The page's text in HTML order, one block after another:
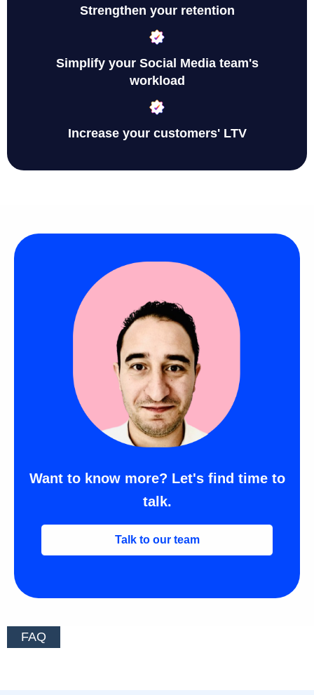
Strengthen your retention
Simplify your Social Media team's
workload
Increase your customers' LTV
Want to know more? Let's find time to
talk.
Talk to our team
FAQ